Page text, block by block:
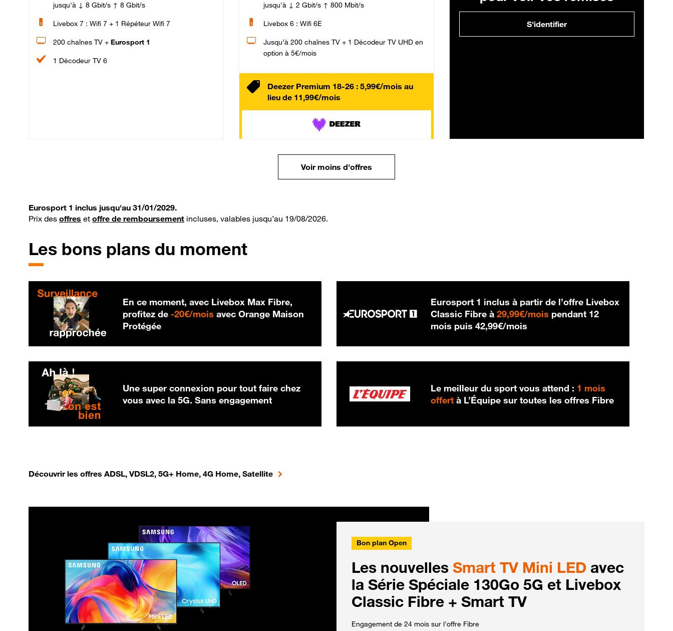
jusqu'à ↓ 8 Gbit/s ↑ 8 Gbit/s
Livebox 7 : Wifi 7 + 1 Répéteur Wifi 7
200 chaînes TV + Eurosport 1
1 Décodeur TV 6
jusqu'à ↓ 2 Gbit/s ↑ 800 Mbit/s
Livebox 6 : Wifi 6E
Jusqu’à 200 chaînes TV + 1 Décodeur TV UHD en
option à 5€/mois
Deezer Premium 18-26 : 5,99€/mois au
lieu de 11,99€/mois
S'identifier
Voir moins d'offres
Eurosport 1 inclus jusqu'au 31/01/2029.
Prix des offres et offre de remboursement incluses, valables jusqu’au 19/08/2026.
Les bons plans du moment
En ce moment, avec Livebox Max Fibre,
profitez de -20€/mois 20 € par mois
avec Orange Maison
Protégée
Eurosport 1 inclus à partir de l’offre Livebox
Classic Fibre à29,99€/mois 29,99 € par mois
pendant 12
mois puis42,99€/mois
Une super connexion pour tout faire chez
vous avec la 5G. Sans engagement
Le meilleur du sport vous attend : 1 mois
offert à L’Équipe sur toutes les offres Fibre
Découvrir les offres ADSL, VDSL2, 5G+ Home, 4G Home, Satellite
Bon plan Open
Les nouvelles Smart TV Mini LED avec
la Série Spéciale 130Go 5G et Livebox
Classic Fibre + Smart TV
Engagement de 24 mois sur l'offre Fibre